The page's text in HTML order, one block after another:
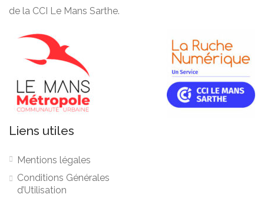
de la CCI Le Mans Sarthe.
Liens utiles
Mentions légales
Conditions Générales
d’Utilisation